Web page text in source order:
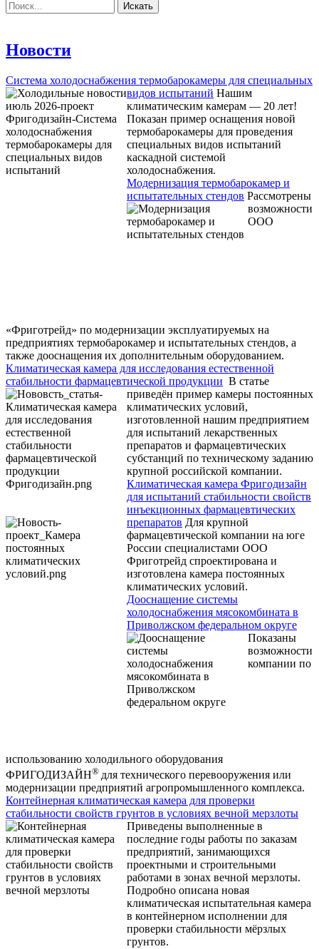
Новости
Система холодоснабжения термобарокамеры для специальных
видов испытаний Нашим
климатическим камерам — 20 лет!
Показан пример оснащения новой
термобарокамеры для проведения
специальных видов испытаний
каскадной системой
холодоснабжения.
Модернизация термобарокамер и
испытательных стендов Рассмотрены
возможности
ООО
«Фриготрейд» по модернизации эксплуатируемых на
предприятиях термобарокамер и испытательных стендов, а
также дооснащения их дополнительным оборудованием.
Климатическая камера для исследования естественной
стабильности фармацевтической продукции В статье
приведён пример камеры постоянных
климатических условий,
изготовленной нашим предприятием
для испытаний лекарственных
препаратов и фармацевтических
субстанций по техническому заданию
крупной российской компании.
Климатическая камера Фригодизайн
для испытаний стабильности свойств
инъекционных фармацевтических
препаратов Для крупной
фармацевтической компании на юге
России специалистами ООО
Фриготрейд спроектирована и
изготовлена камера постоянных
климатических условий.
Дооснащение системы
холодоснабжения мясокомбината в
Приволжском федеральном округе
Показаны
возможности
компании по
использованию холодильного оборудования
ФРИГОДИЗАЙН® для технического перевооружения или
модернизации предприятий агропромышленного комплекса.
Контейнерная климатическая камера для проверки
стабильности свойств грунтов в условиях вечной мерзлоты
Приведены выполненные в
последние годы работы по заказам
предприятий, занимающихся
проектными и строительными
работами в зонах вечной мерзлоты.
Подробно описана новая
климатическая испытательная камера
в контейнерном исполнении для
проверки стабильности мёрзлых
грунтов.